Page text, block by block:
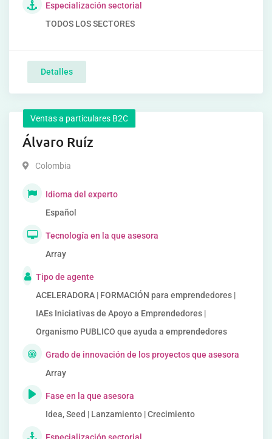
Especialización sectorial
TODOS LOS SECTORES
Detalles
Ventas a particulares B2C
Álvaro Ruíz
Colombia
Idioma del experto
Español
Tecnología en la que asesora
Array
Tipo de agente
ACELERADORA | FORMACIÓN para emprendedores |
IAEs Iniciativas de Apoyo a Emprendedores |
Organismo PUBLICO que ayuda a emprendedores
Grado de innovación de los proyectos que asesora
Array
Fase en la que asesora
Idea, Seed | Lanzamiento | Crecimiento